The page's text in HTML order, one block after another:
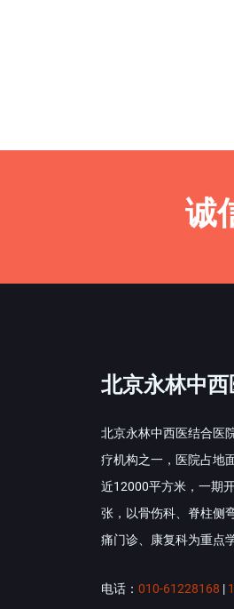
诚
北京永林中
北京永林中西医结合医
疗机构之一，医院占地
近12000平方米，一期
张，以骨伤科、脊柱侧
痛门诊、康复科为重点
电话： 010-61228168 |